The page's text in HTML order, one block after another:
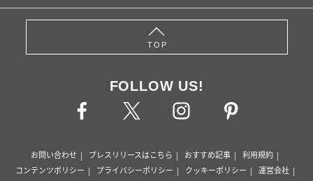
TOP
FOLLOW US!
お問い合わせ プレスリリースはこちら おすすめ記事
利用規約
コンテンツポリシー
プライバシーポリシー クッキーポリシー
運営会社